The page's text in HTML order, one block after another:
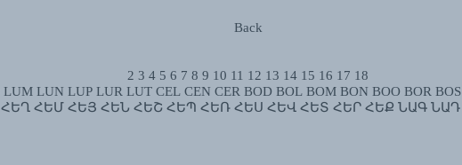
Back
2 3 4 5 6 7 8 9 10 11 12 13 14 15 16 17 18
LUM LUN LUP LUR LUT CEL CEN CER BOD BOL BOM BON BOO BOR BOS
ՀԵՂ ՀԵՄ ՀԵՅ ՀԵՆ ՀԵՇ ՀԵՊ ՀԵՌ ՀԵՍ ՀԵՎ ՀԵՏ ՀԵՐ ՀԵՔ ՆԱԳ ՆԱԴ